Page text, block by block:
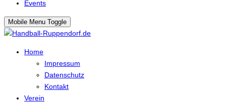
Events
Mobile Menu Toggle
Home
Impressum
Datenschutz
Kontakt
Verein